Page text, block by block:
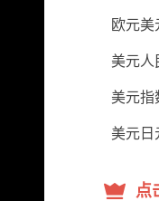
欧元美
美元人
美元指
美元日
点